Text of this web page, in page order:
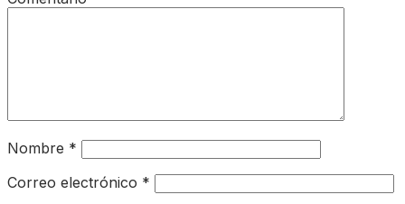
Nombre *
Correo electrónico *